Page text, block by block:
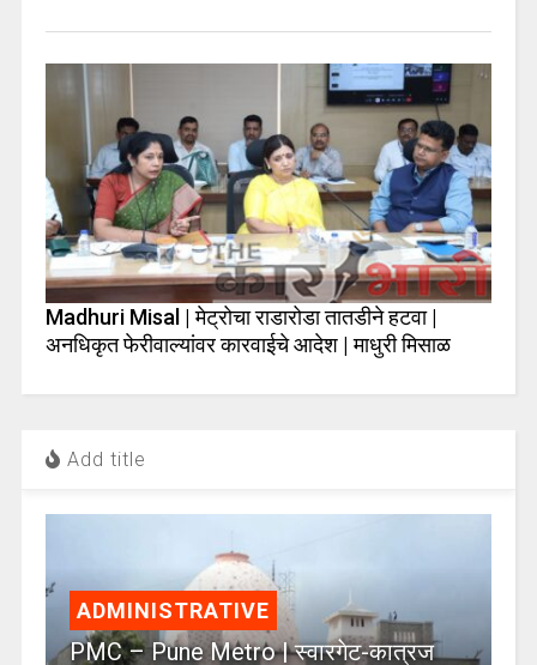
Madhuri Misal | मेट्रोचा राडारोडा तातडीने हटवा |
अनधिकृत फेरीवाल्यांवर कारवाईचे आदेश | माधुरी मिसाळ
Add title
ADMINISTRATIVE
PMC – Pune Metro | स्वारगेट-कात्रज